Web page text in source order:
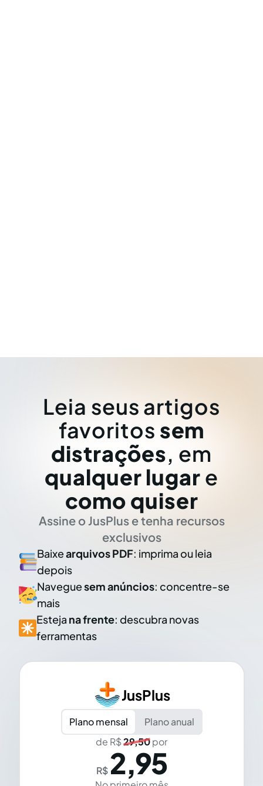
Leia seus artigos
favoritos sem
distrações, em
qualquer lugar e
como quiser
Assine o JusPlus e tenha recursos
exclusivos
Baixearquivos PDF: imprima ou leia
depois
Naveguesem anúncios: concentre-se
mais
Esteja na frente: descubra novas
ferramentas
JusPlus
Plano mensal
Plano anual
de R$29,50por
R$ 2,95